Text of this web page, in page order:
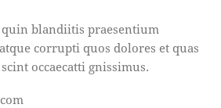
blandiitis praesentium
corrupti quos dolores et quas
occaecatti gnissimus.